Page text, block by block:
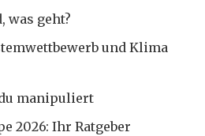
was geht?
und Klima
manipuliert
2026: Ihr Ratgeber